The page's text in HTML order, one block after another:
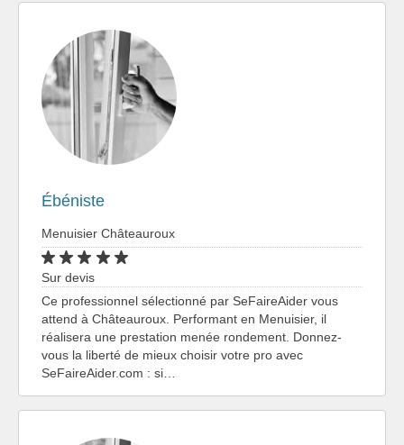
Ébéniste
Menuisier Châteauroux
Sur devis
Ce professionnel sélectionné par SeFaireAider vous
attend à Châteauroux. Performant en Menuisier, il
réalisera une prestation menée rondement. Donnez-
vous la liberté de mieux choisir votre pro avec
SeFaireAider.com : si…